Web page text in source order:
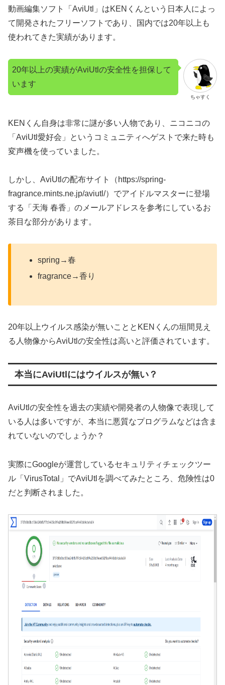
動画編集ソフト「AviUtl」はKENくんという日本人によっ
て開発されたフリーソフトであり、国内では20年以上も
使われてきた実績があります。
ちゃすく
20年以上の実績がAviUtlの安全性を担保して
います
KENくん自身は非常に謎が多い人物であり、ニコニコの
「AviUtl愛好会」というコミュニティへゲストで来た時も
変声機を使っていました。
しかし、AviUtlの配布サイト（https://spring-
fragrance.mints.ne.jp/aviutl/）でアイドルマスターに登場
する「天海 春香」のメールアドレスを参考にしているお
茶目な部分があります。
spring→春
fragrance→香り
20年以上ウイルス感染が無いこととKENくんの垣間見え
る人物像からAviUtlの安全性は高いと評価されています。
本当にAviUtlにはウイルスが無い？
AviUtlの安全性を過去の実績や開発者の人物像で表現して
いる人は多いですが、本当に悪質なプログラムなどは含ま
れていないのでしょうか？
実際にGoogleが運営しているセキュリティチェックツー
ル「VirusTotal」でAviUtlを調べてみたところ、危険性は0
だと判断されました。